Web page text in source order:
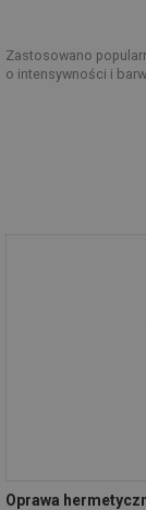
Zastosowano
o intensywności i
Oprawa